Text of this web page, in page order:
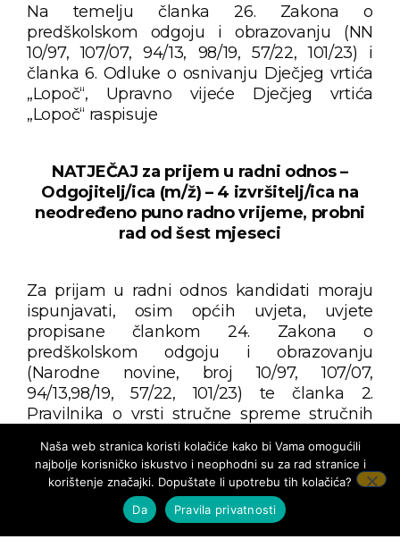
Na temelju članka 26. Zakona o
predškolskom odgoju i obrazovanju (NN
10/97, 107/07, 94/13, 98/19, 57/22, 101/23) i
članka 6. Odluke o osnivanju Dječjeg vrtića
„Lopoč“, Upravno vijeće Dječjeg vrtića
„Lopoč“ raspisuje
NATJEČAJ za prijem u radni odnos –
Odgojitelj/ica (m/ž) – 4 izvršitelj/ica na
neodređeno puno radno vrijeme, probni
rad od šest mjeseci
Za prijam u radni odnos kandidati moraju
ispunjavati, osim općih uvjeta, uvjete
propisane člankom 24. Zakona o
predškolskom odgoju i obrazovanju
(Narodne novine, broj 10/97, 107/07,
94/13,98/19, 57/22, 101/23) te članka 2.
Pravilnika o vrsti stručne spreme stručnih
ostalih radnika u dječjem vrtiću,
ustanovama te drugim pravnim i fizičkim
osobama koje provode programe ranog i
predškolskog odgoja i obrazovanja
(Narodne novine, broj 145/2024).
Naša web stranica koristi kolačiće kako bi Vama omogućili
najbolje korisničko iskustvo i neophodni su za rad stranice i
korištenje značajki. Dopuštate li upotrebu tih kolačića?
Da
Pravila privatnosti